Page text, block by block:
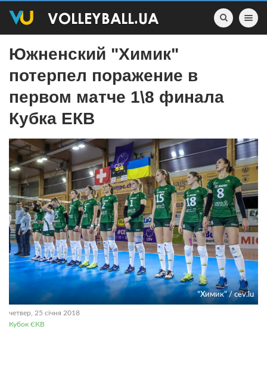
Toggle
Южненский "Химик"
потерпел поражение в
первом матче 1\8 финала
Кубка ЕКВ
"Химик" / cev.lu
четвер, 25 січня 2018
Кубок ЄКВ